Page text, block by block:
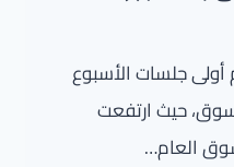
أولى جلسات الأسبوع
حيث ارتفعت
العام…